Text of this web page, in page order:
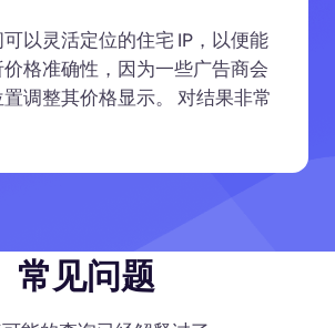
以灵活定位的住宅 IP，以便能
格准确性，因为一些广告商会
调整其价格显示。 对结果非常
常见问题